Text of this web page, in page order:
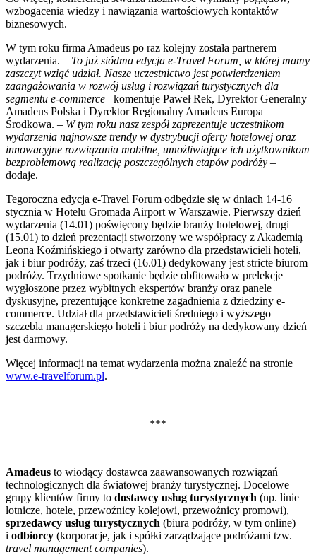
wzbogacenia wiedzy i nawiązania wartościowych kontaktów
biznesowych.
W tym roku firma Amadeus po raz kolejny została partnerem
wydarzenia. – To już siódma edycja e-Travel Forum, w której mamy
zaszczyt wziąć udział. Nasze uczestnictwo jest potwierdzeniem
zaangażowania w rozwój usług i rozwiązań turystycznych dla
segmentu e-commerce– komentuje Paweł Rek, Dyrektor Generalny
Amadeus Polska i Dyrektor Regionalny Amadeus Europa
Środkowa. – W tym roku nasz zespół zaprezentuje uczestnikom
wydarzenia najnowsze trendy w dystrybucji oferty hotelowej oraz
innowacyjne rozwiązania mobilne, umożliwiające ich użytkownikom
bezproblemową realizację poszczególnych etapów podróży –
dodaje.
Tegoroczna edycja e-Travel Forum odbędzie się w dniach 14-16
stycznia w Hotelu Gromada Airport w Warszawie. Pierwszy dzień
wydarzenia (14.01) poświęcony będzie branży hotelowej, drugi
(15.01) to dzień prezentacji stworzony we współpracy z Akademią
Leona Koźmińskiego i otwarty zarówno dla przedstawicieli hoteli,
jak i biur podróży, zaś trzeci (16.01) dedykowany jest stricte biurom
podróży. Trzydniowe spotkanie będzie obfitowało w prelekcje
wygłoszone przez wybitnych ekspertów branży oraz panele
dyskusyjne, prezentujące konkretne zagadnienia z dziedziny e-
commerce. Udział dla przedstawicieli średniego i wyższego
szczebla managerskiego hoteli i biur podróży na dedykowany dzień
jest darmowy.
Więcej informacji na temat wydarzenia można znaleźć na stronie
www.e-travelforum.pl.
***
Amadeus to wiodący dostawca zaawansowanych rozwiązań
technologicznych dla światowej branży turystycznej. Docelowe
grupy klientów firmy to dostawcy usług turystycznych (np. linie
lotnicze, hotele, przewoźnicy kolejowi, przewoźnicy promowi),
sprzedawcy usług turystycznych (biura podróży, w tym online)
i odbiorcy (korporacje, jak i spółki zarządzające podróżami tzw.
travel management companies).